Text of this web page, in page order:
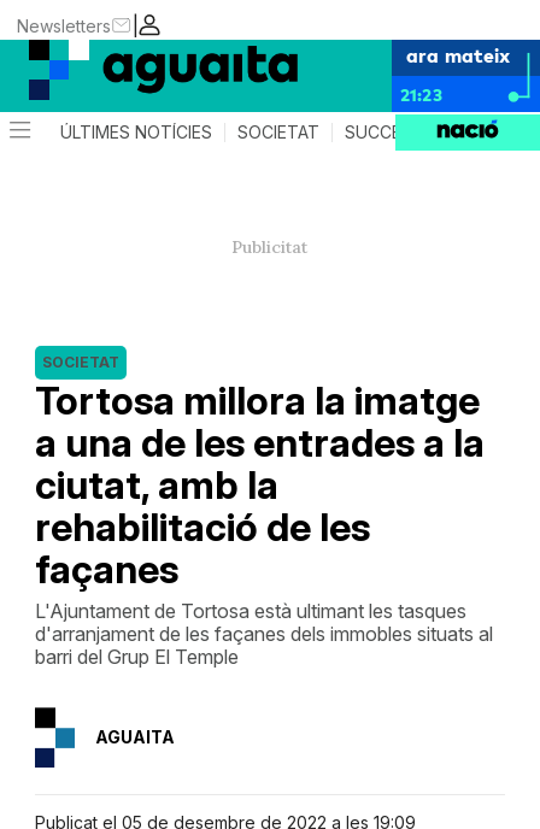
|
Newsletters
ara mateix
21:23
ÚLTIMES NOTÍCIES SOCIETAT SUCCESSOS AGENDA
Tortosa millora la imatge
a una de les entrades a la
ciutat, amb la
rehabilitació de les
façanes
SOCIETAT
L'Ajuntament de Tortosa està ultimant les tasques
d'arranjament de les façanes dels immobles situats al
barri del Grup El Temple
AGUAITA
Publicat el 05 de desembre de 2022 a les 19:09